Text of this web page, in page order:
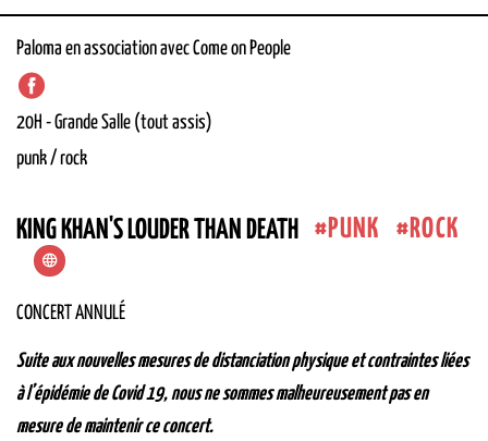
Paloma en association avec Come on People
20H -Grande Salle (tout assis)
punk / rock
KING KHAN'S LOUDER THAN DEATH PUNK ROCK
CONCERT ANNULÉ
Suite aux nouvelles mesures de distanciation physique et contraintes liées
à l’épidémie de Covid 19, nous ne sommes malheureusement pas en
mesure de maintenir ce concert.